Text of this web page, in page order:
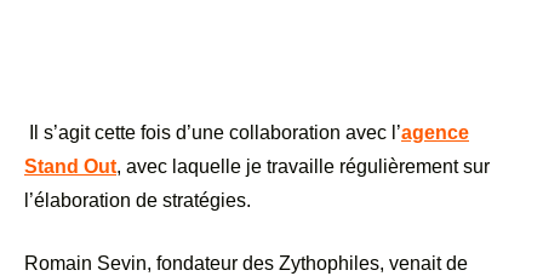
Il s’agit cette fois d’une collaboration avec l ’agence
Stand Out, avec laquelle je travaille régulièrement sur
l’élaboration de stratégies.
Romain Sevin, fondateur des Zythophiles, venait de